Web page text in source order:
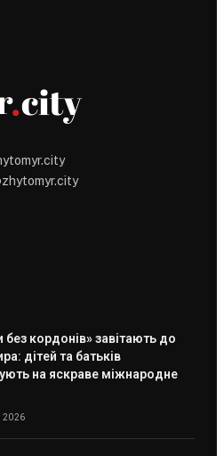
без кордонів» завітають до
дітей та батьків
на яскраве міжнародне
2026